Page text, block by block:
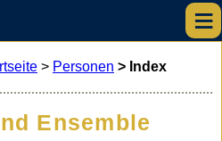
≡
> Personen > Index
Ensemble